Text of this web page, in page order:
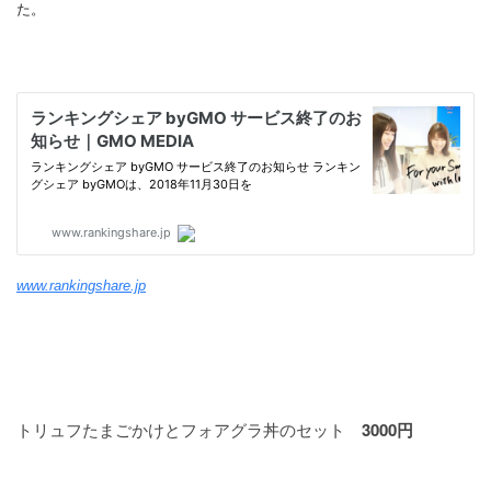
た。
www.rankingshare.jp
トリュフたまごかけとフォアグラ丼のセット 3000円